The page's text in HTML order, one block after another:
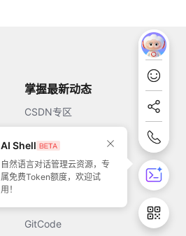
掌握最新动态
CSDN专区
51CTO
GitCode
AI Shell
自然语言对话管理云资源，专
属免费Token额度，欢迎试
用！